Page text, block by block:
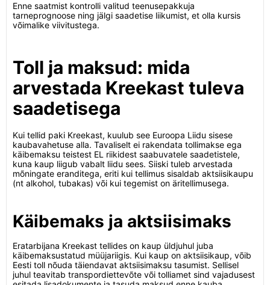
Enne saatmist kontrolli valitud teenusepakkuja
tarneprognoose ning jälgi saadetise liikumist, et olla kursis
võimalike viivitustega.
Toll ja maksud: mida
arvestada Kreekast tuleva
saadetisega
Kui tellid paki Kreekast, kuulub see Euroopa Liidu sisese
kaubavahetuse alla. Tavaliselt ei rakendata tollimakse ega
käibemaksu teistest EL riikidest saabuvatele saadetistele,
kuna kaup liigub vabalt liidu sees. Siiski tuleb arvestada
mõningate eranditega, eriti kui tellimus sisaldab aktsiisikaupu
(nt alkohol, tubakas) või kui tegemist on äritellimusega.
Käibemaks ja aktsiisimaks
Eratarbijana Kreekast tellides on kaup üldjuhul juba
käibemaksustatud müüjariigis. Kui kaup on aktsiisikaup, võib
Eesti toll nõuda täiendavat aktsiisimaksu tasumist. Sellisel
juhul teavitab transpordiettevõte või tolliamet sind vajadusest